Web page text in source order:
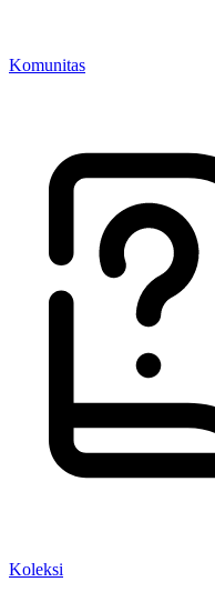
Komunitas
Koleksi